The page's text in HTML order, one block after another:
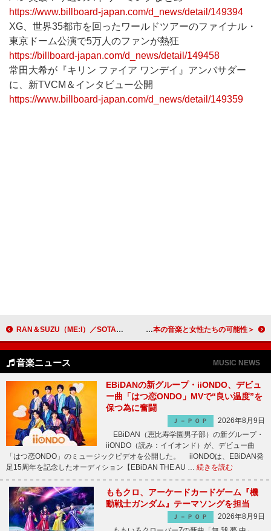
https://www.billboard-japan.com/d_news/detail/149394
XG、世界35都市を回ったワールドツアーのファイナル・
東京ドーム公演で5万人のファンが熱狂
https://billboard-japan.com/d_news/detail/149458
常田大希が『キリン ファイア ワンデイ』アンバサダー
に、新TVCM＆インタビュー公開
https://www.billboard-japan.com/d_news/detail/149359
RAN＆SUZU（ME:I）／SOTA（BE:FIRST）／ダンサー・KELO、全国放送『ゾンターク』出演 ＜わたしたちと音楽 Vol. 58＞ローレン・ローズ・コーカーが語る、日本の音楽と女性たちの可能性
音楽ニュース MUSIC NEWS
EBiDANの新グループ・iiONDO、デビュ
ー曲「はつ恋ONDO」MVで“良い温度”を
保つ為に奮闘
Ｊ－ＰＯＰ
2026年8月9日
EBiDAN（恵比寿学園男子部）の新グループ・
iiONDO（読み：イイオンド）が、デビュー曲
「はつ恋ONDO」のミュージックビデオを公開した。 iiONDOは、EBiDAN発
足15周年を記念したオーディション【EBiDAN THE AU … 続きを読む
ももクロ、アーケードカードゲーム『機
動戦士ガンダム』テーマソングを担当
Ｊ－ＰＯＰ
2026年8月9日